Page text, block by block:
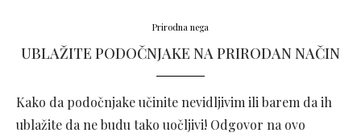
Prirodna nega
UBLAŽITE PODOČNJAKE NA PRIRODAN NAČIN
Kako da podočnjake učinite nevidljivim ili barem da ih
ublažite da ne budu tako uočljivi! Odgovor na ovo